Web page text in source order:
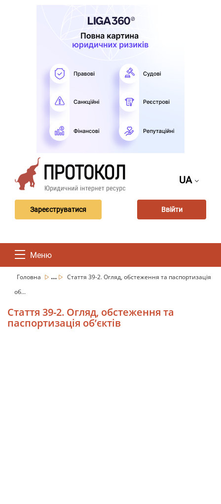
UA
Зареєструватися Ввійти
Меню
Головна ...
Стаття 39-2. Огляд, обстеження та паспортизація
об...
Стаття 39-2. Огляд, обстеження та
паспортизація об’єктів